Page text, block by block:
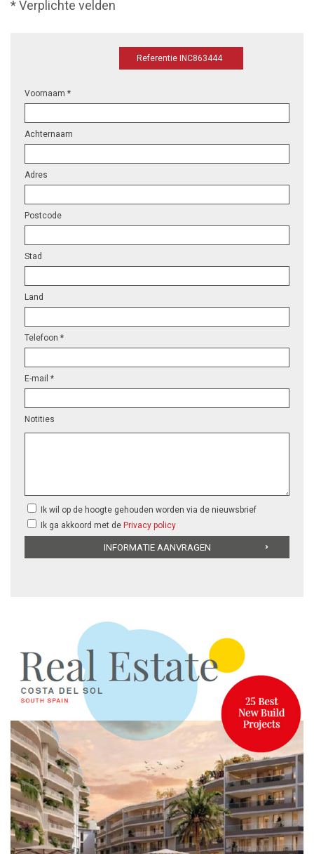
* Verplichte velden
Referentie INC863444
Voornaam *
Achternaam
Adres
Postcode
Stad
Land
Telefoon *
E-mail *
Notities
Ik wil op de hoogte gehouden worden via de nieuwsbrief
Ik ga akkoord met de Privacy policy